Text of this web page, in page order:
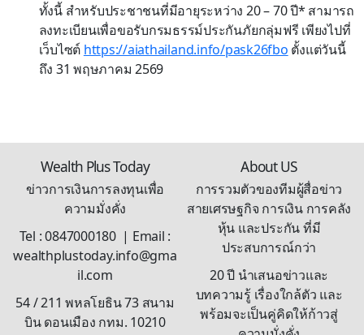
ทั้งนี้ สำหรับประชาชนที่มีอายุระหว่าง20 – 70ปี* สามารถ
ลงทะเบียนเพื่อขอรับกรมธรรม์ประกันภัยกลุ่มฟรี เพียงไปที่
เว็บไซต์ https://aiathailand.info/pask26fbo ตั้งแต่วันนี้
ถึง 31พฤษภาคม2569
Wealth Plus Today
ข่าวการเงินการลงทุนเพื่อ
ความมั่งคั่ง
Tel : 0847000180 | Email :
wealthplustoday.info@gma
il.com
54 / 211 พหลโยธิน 73 สนาม
บิน ดอนเมือง กทม. 10210
About US
การรวมตัวของทีมผู้สื่อข่าว
สายเศรษฐกิจ การเงิน การคลัง
หุ้น และประกัน ที่มี
ประสบการณ์กว่า
20 ปี นำเสนอข่าวและ
บทความรู้ เรื่องใกล้ตัว และ
พร้อมจะเป็นคู่คิดให้ก้าวสู่